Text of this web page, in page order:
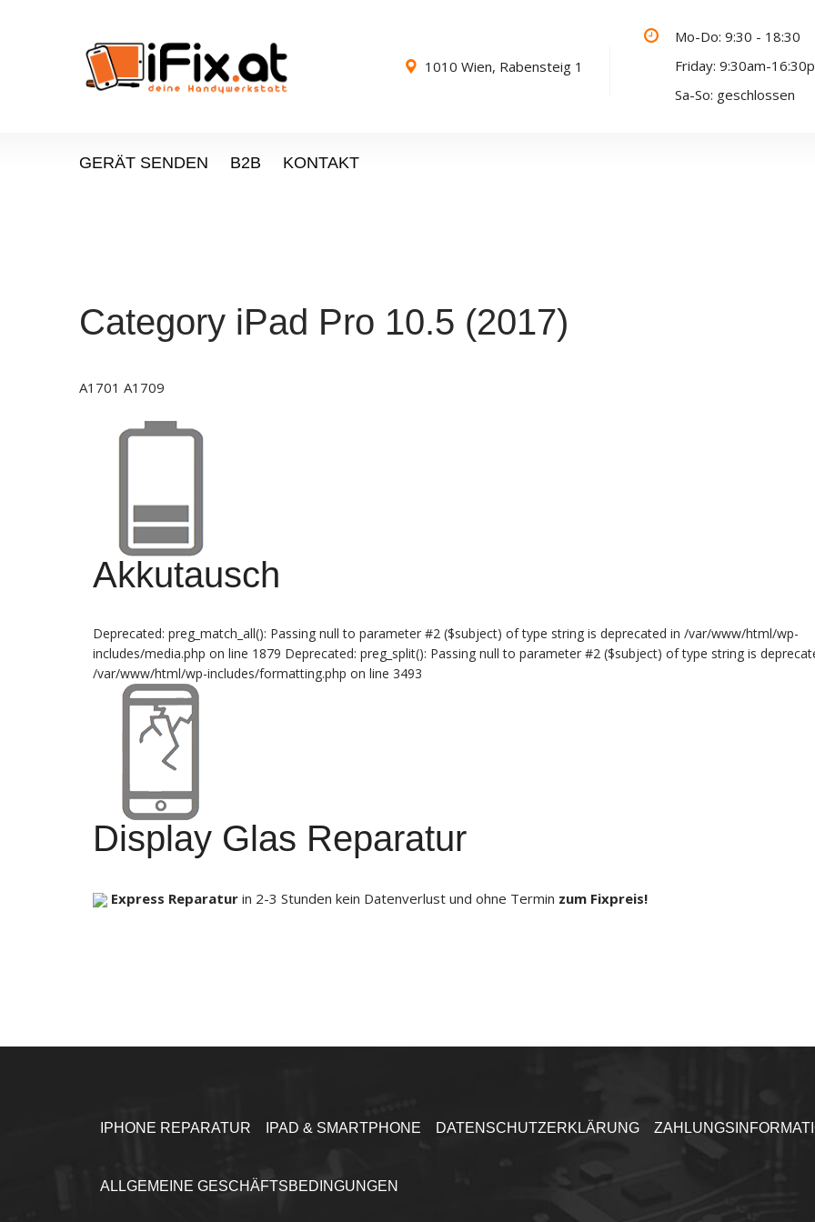
1010 Wien, Rabensteig 1
Mo-Do: 9:30 - 18:30
Friday: 9:30am-
Sa-So: geschlossen
GERÄT SENDEN B2B KONTAKT
Category iPad Pro 10.5 (2017)
A1701 A1709
Akkutausch
Deprecated: preg_match_all(): Passing null to parameter #2 ($subject) of type string is deprecated in /var/www/html/wp-
includes/media.php on line 1879 Deprecated: preg_split(): Passing null to parameter #2 ($subject) of type string is
/var/www/html/wp-includes/formatting.php on line 3493
Display Glas Reparatur
Express Reparatur in 2-3 Stunden kein Datenverlust und ohne Termin zum Fixpreis!
IPHONE REPARATUR IPAD & SMARTPHONE DATENSCHUTZERKLÄRUNG
ALLGEMEINE GESCHÄFTSBEDINGUNGEN